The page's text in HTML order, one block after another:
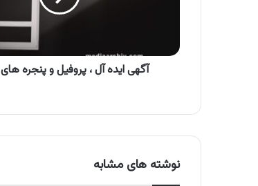
UPVC
آگهی ایده آل ، پروفیل و پنجره های UPVC
نوشته های مشابه